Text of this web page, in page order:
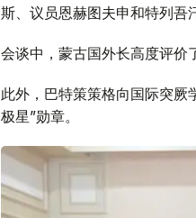
斯、议员恩赫图夫申和特列吾
会谈中，蒙古国外长高度评价
此外，巴特策策格向国际突
极星”勋章。